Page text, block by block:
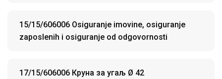
15/15/606006 Osiguranje imovine, osiguranje
zaposlenih i osiguranje od odgovornosti
17/15/606006 Круна за угаљ Ø 42